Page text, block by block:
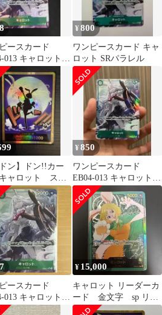
ースカード
013 キャロット
レル
¥800
ワンピースカード キャ
ロット SRパラレル
ドン】ドン!!カー
ャロット スー
ラレル ドンカ
¥850
ワンピースカード
EB04-013 キャロット
SR パラレル
ースカード
013 キャロット
レル
¥ 15,000
キャロット リーダーカ
ード 金文字 sp リー
ダーパラレル